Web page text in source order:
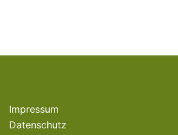
Impressum
Datenschutz